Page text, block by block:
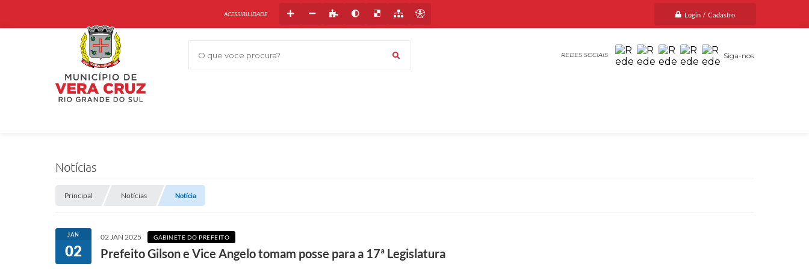
Login / Cadastro
O que voce procura? Siga-nos
ACESSIBILIDADE
Notícias
Principal Notícias Notícia
JAN
02
02 JAN 2025 GABINETE DO PREFEITO
Prefeito Gilson e Vice Angelo tomam posse para a 17ª Legislatura
d
i